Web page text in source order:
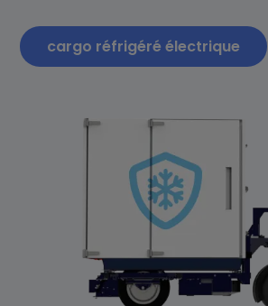
cargo réfrigéré électrique